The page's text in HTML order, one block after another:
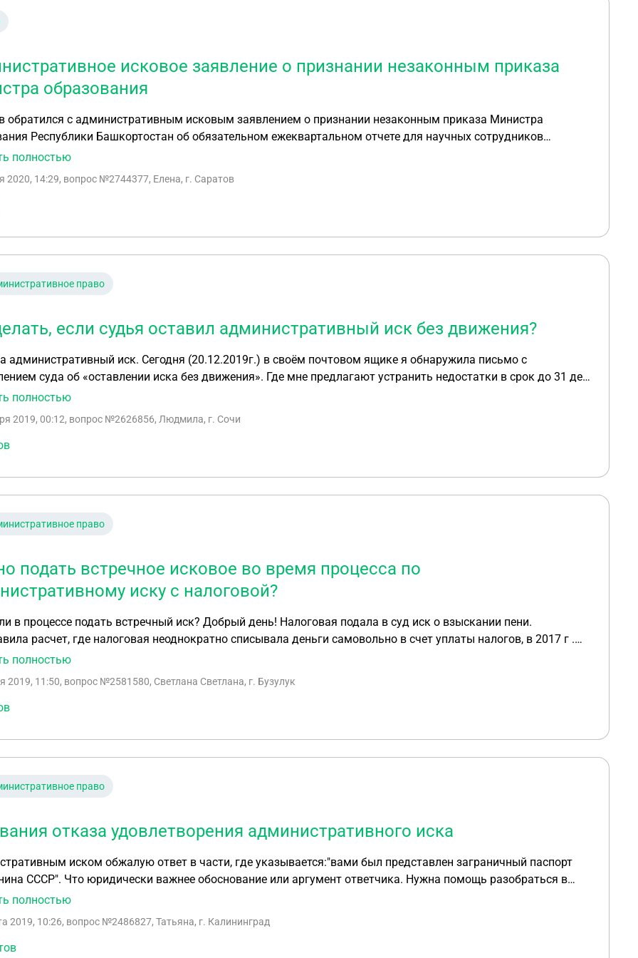
исковое заявление о признании незаконным приказа
образования
обратился с административным исковым заявлением о признании незаконным приказа Министра
Республики Башкортостан об обязательном ежеквартальном отчете для научных сотрудников
полностью
2020, 14:29, вопрос №2744377, Елена, г. Саратов
право
если судья оставил административный иск без движения?
административный иск. Сегодня (20.12.2019г.) в своём почтовом ящике я обнаружила письмо с
суда об «оставлении иска без движения». Где мне предлагают устранить недостатки в срок до 31 дек
заявления с приложенными копиями документов. Я отправляла иск в Суд по почте заказным
с уведомлением, с квитанцией о госпошлине и с ОТДЕЛЬНЫМ пакетом документов для Ответчика.
документов и ждать пока по почте мне придёт уведомление о получении Ответчиком письма, чтобы это
отправить опять в суд? Но, совершенно же очевидно, что к 31 декабря 2019г я не успею (так как
моей отправки пакета документов заказным ценным письмом Ответчику? 4. Что в конечном итоге
какое-то заявление? 5. Или нужно обжаловать это определение?
полностью
2019, 00:12, вопрос №2626856, Людмила, г. Сочи
право
подать встречное исковое во время процесса по
иску с налоговой?
подать встречный иск? Добрый день! Налоговая подала в суд иск о взыскании пени.
расчет, где налоговая неоднократно списывала деньги самовольно в счет уплаты налогов, в 2017 г .
за 2007, 2009, 2011 г. Можно ли, чтобы эти суммы, незаконно списанные налоговой, зачесть
полностью
2019, 11:50, вопрос №2581580, Светлана Светлана, г. Бузулук
право
отказа удовлетворения административного иска
иском обжалую ответ в части, где указывается:"вами был представлен заграничный паспорт
СССР". Что юридически важнее обоснование или аргумент ответчика. Нужна помощь разобраться в
полностью
2019, 10:26, вопрос №2486827, Татьяна, г. Калининград